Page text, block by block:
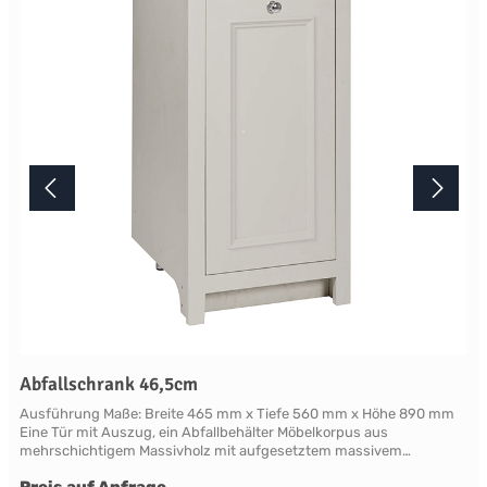
aufgrund der Lichtverhältnisse bei der Produktfotografie und
unterschiedlichenBildschirmeinstellungen kann es dazu kommen,
Abfallschrank 46,5cm
Ausführung Maße: Breite 465 mm x Tiefe 560 mm x Höhe 890 mm
Eine Tür mit Auszug, ein Abfallbehälter Möbelkorpus aus
mehrschichtigem Massivholz mit aufgesetztem massivem